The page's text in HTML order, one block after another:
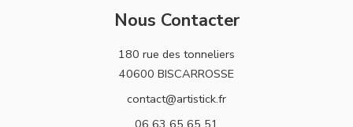
Nous Contacter
180 rue des tonneliers
40600 BISCARROSSE
contact@artistick.fr
06 63 65 65 51